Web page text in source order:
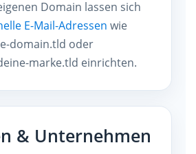
Domain lassen sich
E-Mail-Adressen wie
domain.tld oder
marke.tld einrichten.
& Unternehmen